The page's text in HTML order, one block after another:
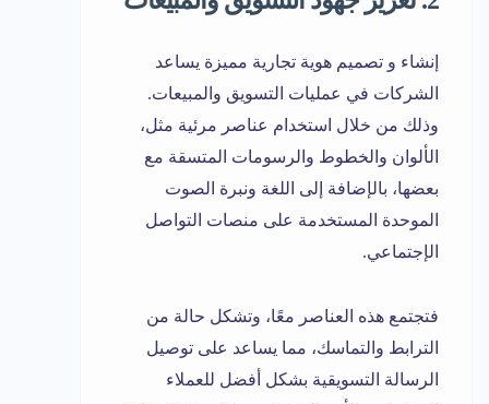
إنشاء و تصميم هوية تجارية مميزة يساعد
الشركات في عمليات التسويق والمبيعات.
وذلك من خلال استخدام عناصر مرئية مثل،
الألوان والخطوط والرسومات المتسقة مع
بعضها، بالإضافة إلى اللغة ونبرة الصوت
الموحدة المستخدمة على منصات التواصل
الإجتماعي.
فتجتمع هذه العناصر معًا، وتشكل حالة من
الترابط والتماسك، مما يساعد على توصيل
الرسالة التسويقية بشكل أفضل للعملاء